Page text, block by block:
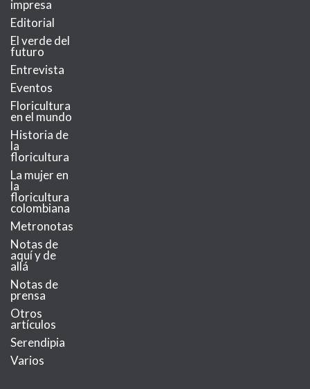
impresa
Editorial
El verde del
futuro
Entrevista
Eventos
Floricultura
en el mundo
Historia de
la
floricultura
La mujer en
la
floricultura
colombiana
Metronotas
Notas de
aquí y de
allá
Notas de
prensa
Otros
artículos
Serendipia
Varios